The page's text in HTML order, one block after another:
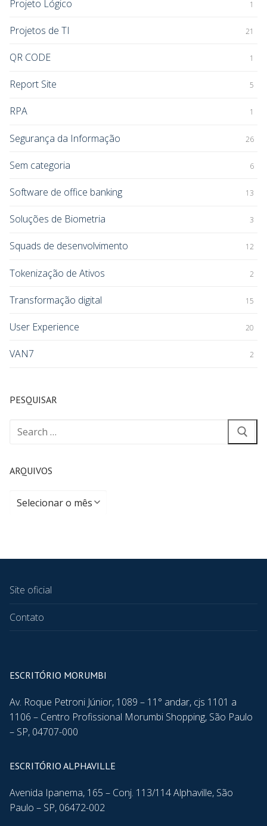
Projeto Lógico 1
Projetos de TI 21
QR CODE 1
Report Site 5
RPA 1
Segurança da Informação 26
Sem categoria 6
Software de office banking 13
Soluções de Biometria 3
Squads de desenvolvimento 12
Tokenização de Ativos 2
Transformação digital 15
User Experience 20
VAN7 2
PESQUISAR
ARQUIVOS
Site oficial
Contato
ESCRITÓRIO MORUMBI
Av. Roque Petroni Júnior, 1089 – 11° andar, cjs 1101 a
1106 – Centro Profissional Morumbi Shopping, São Paulo
– SP, 04707-000
ESCRITÓRIO ALPHAVILLE
Avenida Ipanema, 165 – Conj. 113/114 Alphaville, São
Paulo – SP, 06472-002